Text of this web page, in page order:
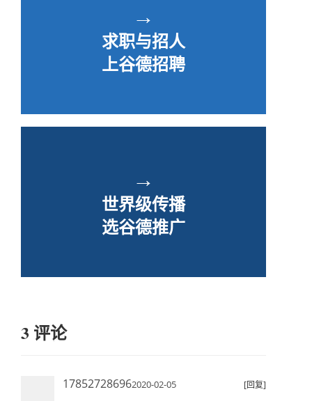
→
求职与招人
上谷德招聘
→
世界级传播
选谷德推广
3 评论
178527286962020-02-05 [回复]